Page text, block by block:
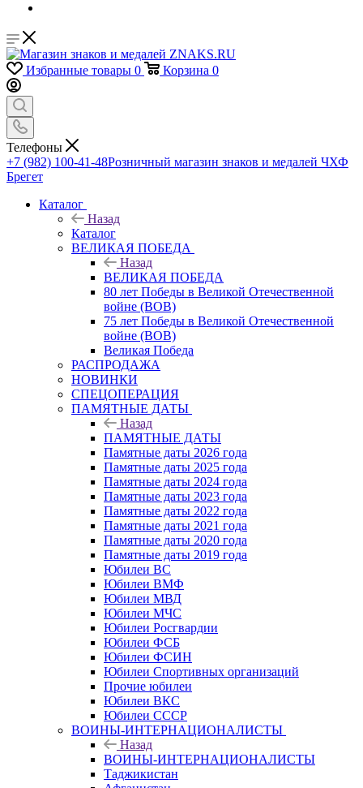
Избранные товары 0 Корзина 0
Телефоны
+7 (982) 100-41-48Розничный магазин знаков и медалей ЧХФ
Брегет
Каталог
Назад
Каталог
ВЕЛИКАЯ ПОБЕДА
Назад
ВЕЛИКАЯ ПОБЕДА
80 лет Победы в Великой Отечественной
войне (ВОВ)
75 лет Победы в Великой Отечественной
войне (ВОВ)
Великая Победа
РАСПРОДАЖА
НОВИНКИ
СПЕЦОПЕРАЦИЯ
ПАМЯТНЫЕ ДАТЫ
Назад
ПАМЯТНЫЕ ДАТЫ
Памятные даты 2026 года
Памятные даты 2025 года
Памятные даты 2024 года
Памятные даты 2023 года
Памятные даты 2022 года
Памятные даты 2021 года
Памятные даты 2020 года
Памятные даты 2019 года
Юбилеи ВС
Юбилеи ВМФ
Юбилеи МВД
Юбилеи МЧС
Юбилеи Росгвардии
Юбилеи ФСБ
Юбилеи ФСИН
Юбилеи Спортивных организаций
Прочие юбилеи
Юбилеи ВКС
Юбилеи СССР
ВОИНЫ-ИНТЕРНАЦИОНАЛИСТЫ
Назад
ВОИНЫ-ИНТЕРНАЦИОНАЛИСТЫ
Таджикистан